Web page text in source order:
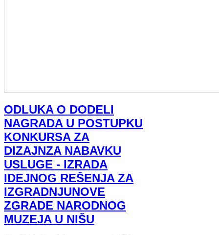
ODLUKA O DODELI
NAGRADA U POSTUPKU
KONKURSA ZA
DIZAJNZA NABAVKU
USLUGE - IZRADA
IDEJNOG REŠENJA ZA
IZGRADNJUNOVE
ZGRADE NARODNOG
MUZEJA U NIŠU